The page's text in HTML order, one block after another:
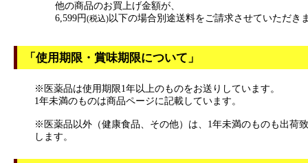
他の商品のお買上げ金額が、
6,599円(税込)以下の場合別途送料をご請求させていただき
「使用期限・賞味期限について」
※医薬品は使用期限1年以上のものをお送りしています。
1年未満のものは商品ページに記載しています。
※医薬品以外（健康食品、その他）は、1年未満のものも出荷致
します。